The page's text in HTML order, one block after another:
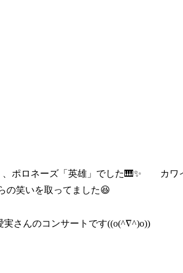
、ポロネーズ「英雄」でした🎹✨ カワ
の笑いを取ってました😆
さんのコンサートです((o(^∇^)o))